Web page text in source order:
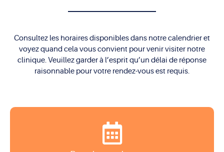
Consultez les horaires disponibles dans notre calendrier et
voyez quand cela vous convient pour venir visiter notre
clinique. Veuillez garder à l’esprit qu’un délai de réponse
raisonnable pour votre rendez-vous est requis.